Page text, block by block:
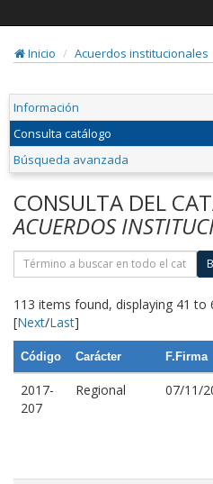
Inicio
Acuerdos institucionales
Información
Consulta catálogo
Búsqueda avanzada
CONSULTA DEL
ACUERDOS
113 items found, displaying 41 to
[Next/Last]
Código Carácter F.Firma
2017-
207
Regional 07/11/